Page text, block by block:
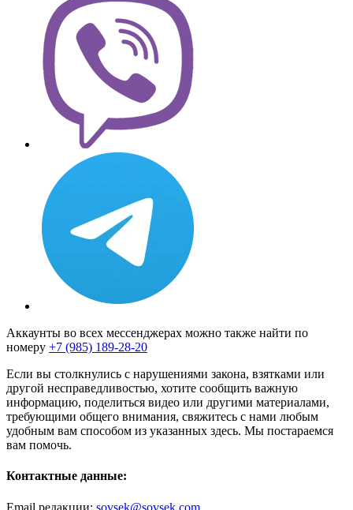
Аккаунты во всех мессенджерах можно также найти по
номеру +7 (985) 189-28-20
Если вы столкнулись с нарушениями закона, взятками или
другой несправедливостью, хотите сообщить важную
информацию, поделиться видео или другими материалами,
требующими общего внимания, свяжитесь с нами любым
удобным вам способом из указанных здесь. Мы постараемся
вам помочь.
Контактные данные:
Email редакции: sovsek@sovsek.com